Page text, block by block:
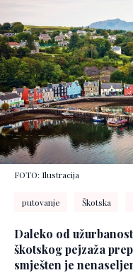
FOTO: Ilustracija
putovanje Škotska
Daleko od
škotskog pejzaža
smješten je